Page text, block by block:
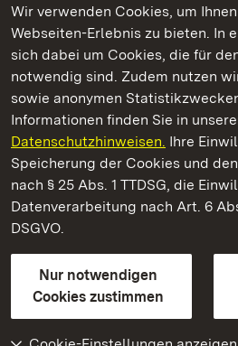
Wir verwenden Cookies, um
Webseiten-Erlebnis zu bieten. In
sich dabei um Cookies, die für
notwendig sind. Zudem nutzen
sowie anonymen
Informationen finden Sie in
Datenschutzhinweisen. Ihre
Speicherung der Cookies und
nach § 25 Abs. 1 TTDSG, die
Datenverarbeitung nach Art. 6
DSGVO.
Nur notwendigen
Cookies zustimmen
Kommen. Staunen. Genießen.
Residenzschloss Urach
Staatliche Schlösser und Gärten
Kontakt
GebärdenspracheLeichte
Erklärung zur Barrierefreiheit
BITV-konform (geprüfte Seiten)